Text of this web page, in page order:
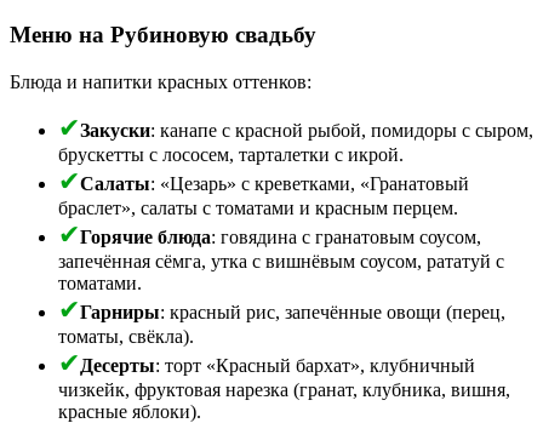
Меню на Рубиновую свадьбу
Блюда и напитки красных оттенков:
Закуски: канапе с красной рыбой, помидоры с сыром,
брускетты с лососем, тарталетки с икрой.
Салаты: «Цезарь» с креветками, «Гранатовый
браслет», салаты с томатами и красным перцем.
Горячие блюда: говядина с гранатовым соусом,
запечённая сёмга, утка с вишнёвым соусом, рататуй с
томатами.
Гарниры: красный рис, запечённые овощи (перец,
томаты, свёкла).
Десерты: торт «Красный бархат», клубничный
чизкейк, фруктовая нарезка (гранат, клубника, вишня,
красные яблоки).